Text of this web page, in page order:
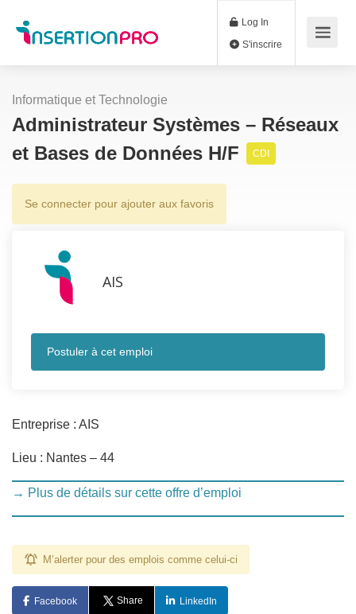
Log In
Informatique et Technologie
Administrateur Systèmes – Réseaux
et Bases de Données H/F
CDI
Se connecter pour ajouter aux favoris
AIS
Postuler à cet emploi
Entreprise : AIS
Lieu : Nantes – 44
→ Plus de détails sur cette offre d’emploi
M’alerter pour des emplois comme celui-ci
Facebook Share LinkedIn